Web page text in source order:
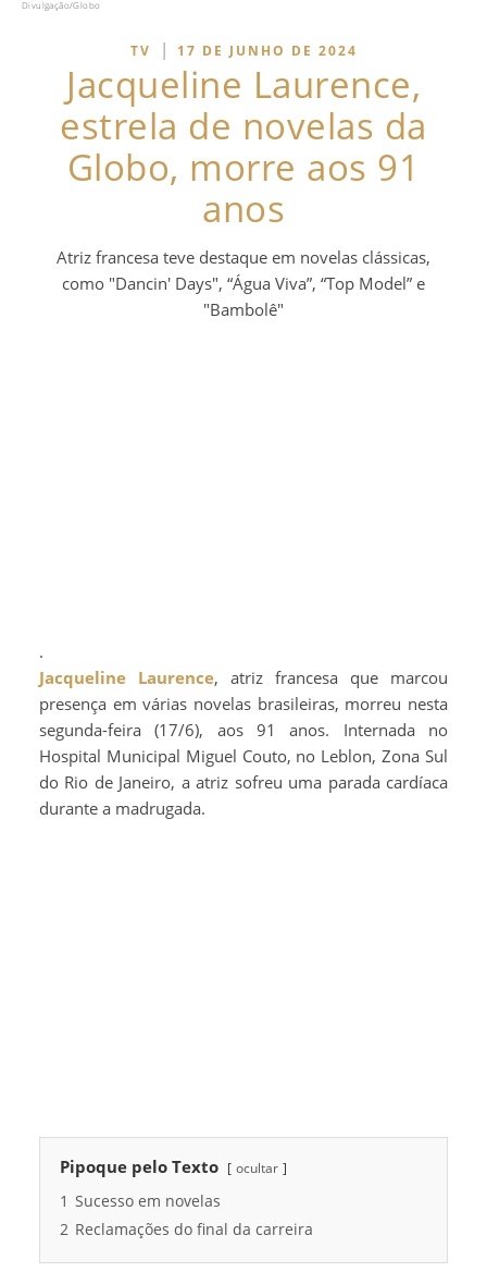
Divulgação/Globo
TV | 17 DE JUNHO DE 2024
Jacqueline Laurence,
estrela de novelas da
Globo, morre aos 91
anos
Atriz francesa teve destaque em novelas clássicas,
como "Dancin' Days", “Água Viva”, “Top Model” e
"Bambolê"
.
Jacqueline Laurence, atriz francesa que marcou
presença em várias novelas brasileiras, morreu nesta
segunda-feira (17/6), aos 91 anos. Internada no
Hospital Municipal Miguel Couto, no Leblon, Zona Sul
do Rio de Janeiro, a atriz sofreu uma parada cardíaca
durante a madrugada.
Pipoque pelo Texto ocultar
1 Sucesso em novelas
2 Reclamações do final da carreira